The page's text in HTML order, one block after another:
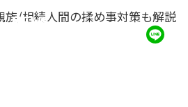
NEWS
族/相続人間の揉め事対策も解説